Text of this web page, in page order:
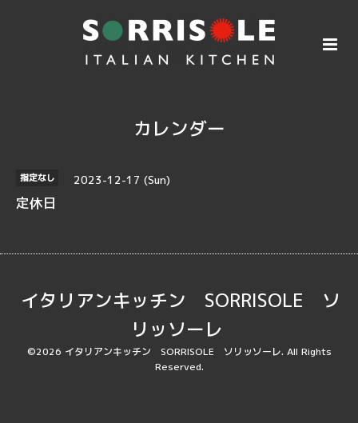
カレンダー
指定なし 2023-12-17 (Sun)
定休日
イタリアンキッチン SORRISOLE ソ
リッソーレ
©2026 イタリアンキッチン SORRISOLE ソリッソーレ. All Rights
Reserved.